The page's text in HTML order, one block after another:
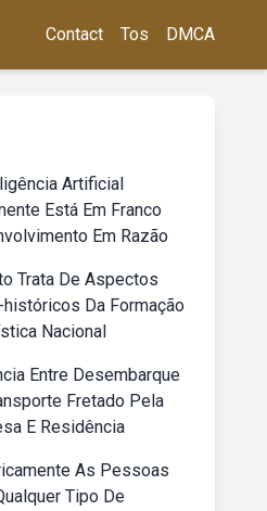
Contact Tos DMCA
Artificial
Está Em Franco
Em Razão
Trata De Aspectos
Da Formação
Nacional
Entre Desembarque
Fretado Pela
E Residência
As Pessoas
Tipo De